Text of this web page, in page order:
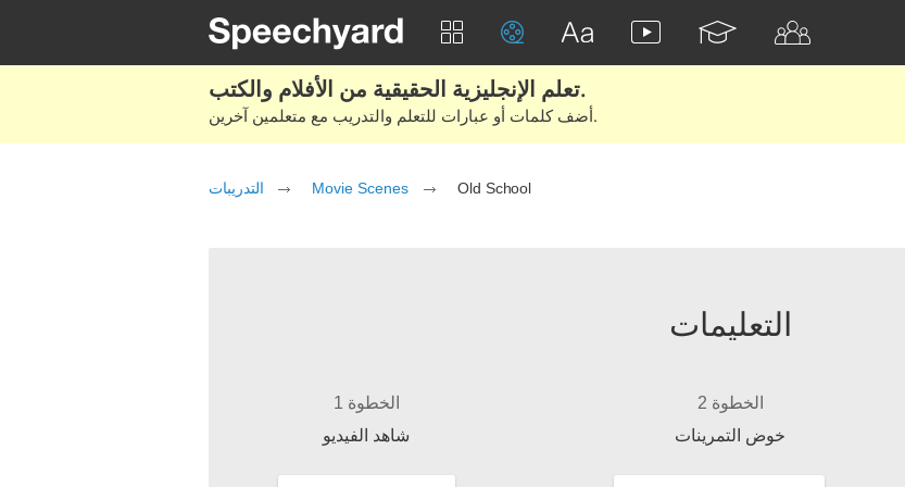
تعلم الإنجليزية الحقيقية من الأفلام والكتب.
أضف كلمات أو عبارات للتعلم والتدريب مع متعلمين آخرين.
التدريبات Movie Scenes Old School
التعليمات
الخطوة 1
شاهد الفيديو
الخطوة 2
خوض التمرينات